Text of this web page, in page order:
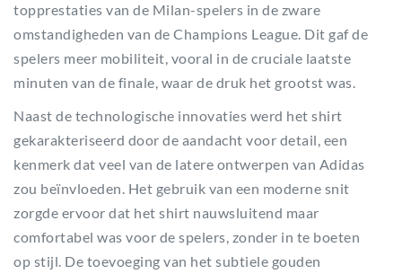
topprestaties van de Milan-spelers in de zware
omstandigheden van de Champions League. Dit gaf de
spelers meer mobiliteit, vooral in de cruciale laatste
minuten van de finale, waar de druk het grootst was.
Naast de technologische innovaties werd het shirt
gekarakteriseerd door de aandacht voor detail, een
kenmerk dat veel van de latere ontwerpen van Adidas
zou beïnvloeden. Het gebruik van een moderne snit
zorgde ervoor dat het shirt nauwsluitend maar
comfortabel was voor de spelers, zonder in te boeten
op stijl. De toevoeging van het subtiele gouden